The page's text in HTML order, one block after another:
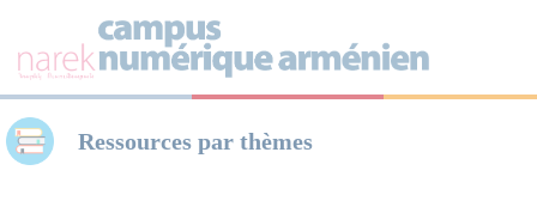
Ressources par thèmes